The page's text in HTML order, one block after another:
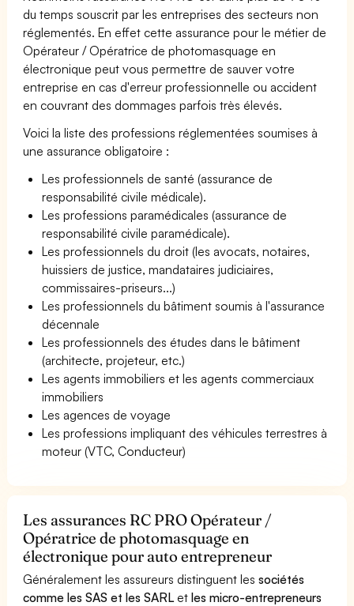
du temps souscrit par les entreprises des secteurs non
réglementés. En effet cette assurance pour le métier de
Opérateur / Opératrice de photomasquage en
électronique peut vous permettre de sauver votre
entreprise en cas d'erreur professionnelle ou accident
en couvrant des dommages parfois très élevés.
Voici la liste des professions réglementées soumises à
une assurance obligatoire :
Les professionnels de santé (assurance de
responsabilité civile médicale).
Les professions paramédicales (assurance de
responsabilité civile paramédicale).
Les professionnels du droit (les avocats, notaires,
huissiers de justice, mandataires judiciaires,
commissaires-priseurs...)
Les professionnels du bâtiment soumis à l'assurance
décennale
Les professionnels des études dans le bâtiment
(architecte, projeteur, etc.)
Les agents immobiliers et les agents commerciaux
immobiliers
Les agences de voyage
Les professions impliquant des véhicules terrestres à
moteur (VTC, Conducteur)
Les assurances RC PRO Opérateur /
Opératrice de photomasquage en
électronique pour auto entrepreneur
Généralement les assureurs distinguent lessociétés
comme les SAS et les SARL etles micro-entrepreneurs